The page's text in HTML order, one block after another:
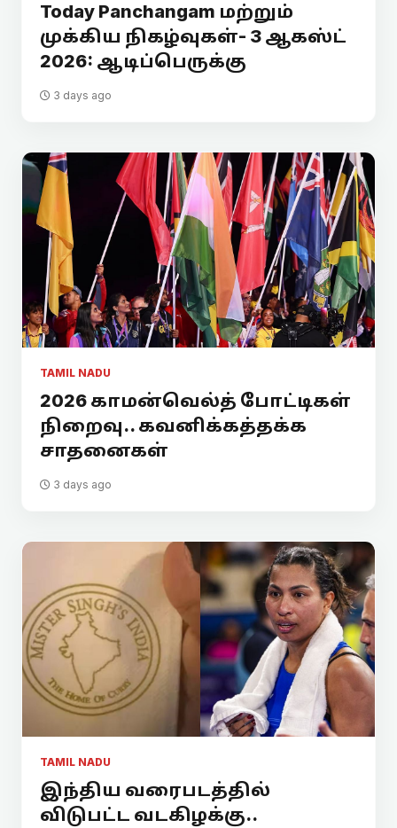
Today Panchangam மற்றும்
முக்கிய நிகழ்வுகள்- 3 ஆகஸ்ட்
2026: ஆடிப்பெருக்கு
3 days ago
TAMIL NADU
2026 காமன்வெல்த் போட்டிகள்
நிறைவு.. கவனிக்கத்தக்க
சாதனைகள்
3 days ago
TAMIL NADU
இந்திய வரைபடத்தில்
விடுபட்ட வடகிழக்கு..